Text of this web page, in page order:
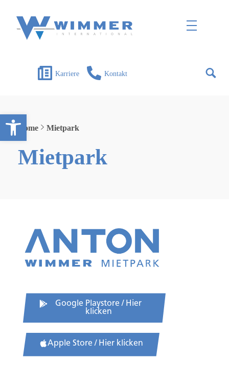
Open toolbar
Karriere Kontakt
Home Mietpark
Mietpark
Google Playstore / Hier
klicken
Apple Store / Hier klicken